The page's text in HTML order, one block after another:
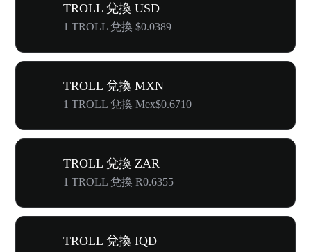
TROLL 兌換 USD
1 TROLL 兌換 $0.0389
TROLL 兌換 MXN
1 TROLL 兌換 Mex$0.6710
TROLL 兌換 ZAR
1 TROLL 兌換 R0.6355
TROLL 兌換 IQD